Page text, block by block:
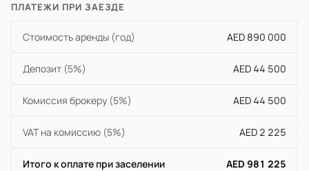
ПЛАТЕЖИ ПРИ ЗАЕЗДЕ
Стоимость аренды (год) AED 890 000
Депозит (5%) AED 44 500
Комиссия брокеру (5%) AED 44 500
VAT на комиссию (5%) AED 2 225
Итого к оплате при заселении AED 981 225